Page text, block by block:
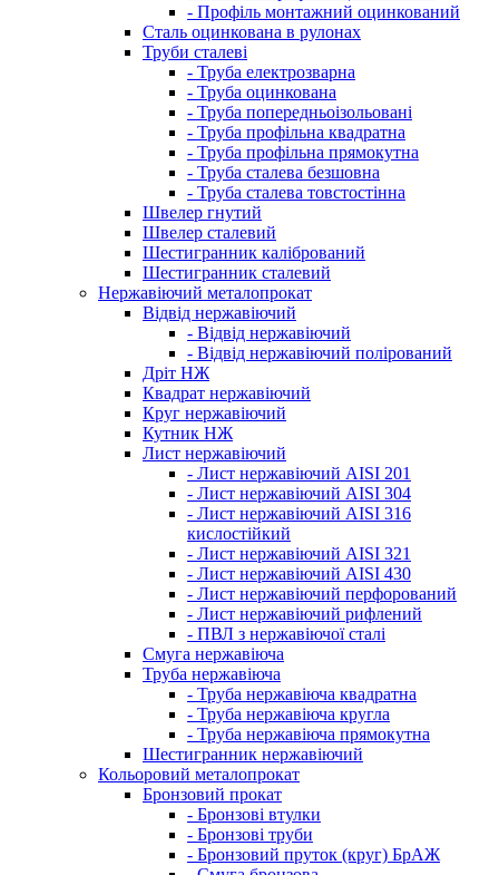
- Профіль монтажний оцинкований
Сталь оцинкована в рулонах
Труби сталеві
- Труба електрозварна
- Труба оцинкована
- Труба попередньоізольовані
- Труба профільна квадратна
- Труба профільна прямокутна
- Труба сталева безшовна
- Труба сталева товстостінна
Швелер гнутий
Швелер сталевий
Шестигранник калібрований
Шестигранник сталевий
Нержавіючий металопрокат
Відвід нержавіючий
- Відвід нержавіючий
- Відвід нержавіючий полірований
Дріт НЖ
Квадрат нержавіючий
Круг нержавіючий
Кутник НЖ
Лист нержавіючий
- Лист нержавіючий AISI 201
- Лист нержавіючий AISI 304
- Лист нержавіючий AISI 316
кислостійкий
- Лист нержавіючий AISI 321
- Лист нержавіючий AISI 430
- Лист нержавіючий перфорований
- Лист нержавіючий рифлений
- ПВЛ з нержавіючої сталі
Смуга нержавіюча
Труба нержавіюча
- Труба нержавіюча квадратна
- Труба нержавіюча кругла
- Труба нержавіюча прямокутна
Шестигранник нержавіючий
Кольоровий металопрокат
Бронзовий прокат
- Бронзові втулки
- Бронзові труби
- Бронзовий пруток (круг) БрАЖ